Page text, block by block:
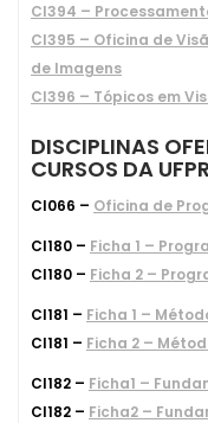
CI394 –
CI395 – Oficina de
de Imagens
CI396 – Tópicos em
DISCIPLINAS
CURSOS DA UFPR
CI066 – Oficina de
CI180 – Ficha 1 –
CI180 – Ficha 2 –
CI181 – Ficha 1 –
CI181 – Ficha 2 –
CI182 – Ficha1 –
CI182 – Ficha2 –